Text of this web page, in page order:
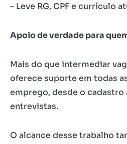
– Leve RG, CPF e currículo
Apoio de verdade para
Mais do que intermediar
oferece suporte em todas
emprego, desde o cadastro
entrevistas.
O alcance desse trabalho